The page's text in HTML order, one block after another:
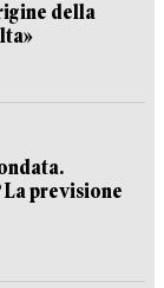
della
La previsione